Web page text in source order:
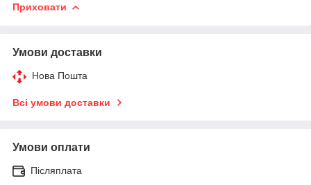
Приховати
Умови доставки
Нова Пошта
Всі умови доставки
Умови оплати
Післяплата